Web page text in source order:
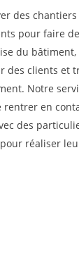
des chantiers
pour faire
du
des clients et
Notre
rentrer en
des
réaliser